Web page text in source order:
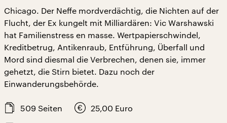
Chicago. Der Neffe mordverdächtig, die Nichten auf der
Flucht, der Ex kungelt mit Milliardären: Vic Warshawski
hat Familienstress en masse. Wertpapierschwindel,
Kreditbetrug, Antikenraub, Entführung, Überfall und
Mord sind diesmal die Verbrechen, denen sie, immer
gehetzt, die Stirn bietet. Dazu noch der
Einwanderungsbehörde.
509 Seiten 25,00 Euro